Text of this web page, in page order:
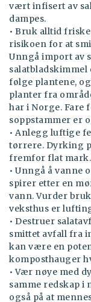
vært infisert av
dampes.
• Bruk alltid
risikoen for at
Unngå import av
følge plantene,
planter fra
har i Norge. Fare
soppstammer er
• Anlegg luftige
tørrere. Dyrking
fremfor flat mark.
• Unngå å vanne
spirer etter en
vann. Vurder
veksthus er
• Destruer
smittet avfall fra
kan være en
komposthauger
• Vær nøye med
samme redskap i
også på at